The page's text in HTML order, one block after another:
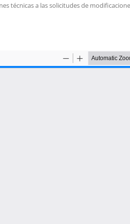
técnicas a las solicitudes de